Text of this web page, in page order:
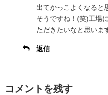
出てかっこよくなると
そうですね！(笑)工場
ただきたいなと思いま
返信
コメントを残す